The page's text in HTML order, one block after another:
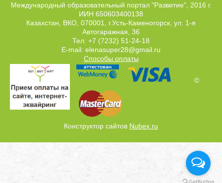
Международный образовательный портал "Развитие", 2016 г.
ИИН 650603400138
Казахстан, ВКО, 070001, г.Усть-Каменогорск, ул. 1-я
Автогаражная, 36
Тел: +7 (7232) 51-24-18
E-mail: elenasuper28@gmail.ru
Способы оплаты
©
Конструктор сайтов Nubex.ru